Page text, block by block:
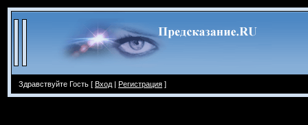
Здравствуйте Гость [ Вход | Регистрация ]